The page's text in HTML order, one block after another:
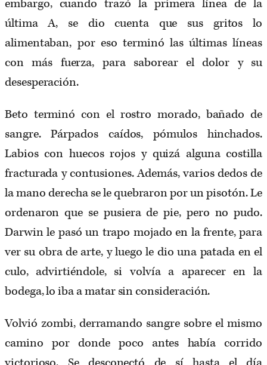
embargo, cuando trazó la primera línea de la
última A, se dio cuenta que sus gritos lo
alimentaban, por eso terminó las últimas líneas
con más fuerza, para saborear el dolor y su
desesperación.
Beto terminó con el rostro morado, bañado de
sangre. Párpados caídos, pómulos hinchados.
Labios con huecos rojos y quizá alguna costilla
fracturada y contusiones. Además, varios dedos de
la mano derecha se le quebraron por un pisotón. Le
ordenaron que se pusiera de pie, pero no pudo.
Darwin le pasó un trapo mojado en la frente, para
ver su obra de arte, y luego le dio una patada en el
culo, advirtiéndole, si volvía a aparecer en la
bodega, lo iba a matar sin consideración.
Volvió zombi, derramando sangre sobre el mismo
camino por donde poco antes había corrido